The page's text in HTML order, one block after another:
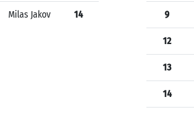
Milas Jakov 14 9
12
13
14